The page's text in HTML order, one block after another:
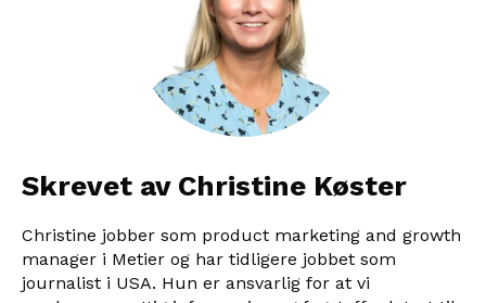
Skrevet av Christine Køster
Christine jobber som product marketing and growth
manager i Metier og har tidligere jobbet som
journalist i USA. Hun er ansvarlig for at vi